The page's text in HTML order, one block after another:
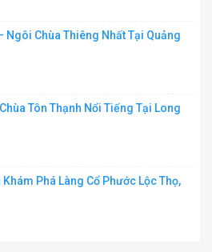
Ngôi Chùa Thiêng Nhất Tại Quảng
Tôn Thạnh Nổi Tiếng Tại Long
Khám Phá Làng Cổ Phước Lộc Thọ,